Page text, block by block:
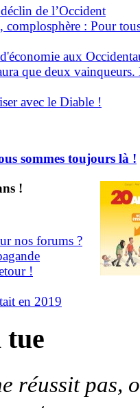
de l’Occident
: Pour
aux
que deux vainqueurs.
avec le Diable !
sommes toujours là !
!
nos forums ?
!
en 2019
tue
réussit pas,